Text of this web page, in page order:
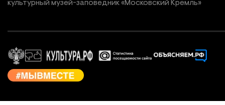
культурный музей-заповедник «Московский Кремль»